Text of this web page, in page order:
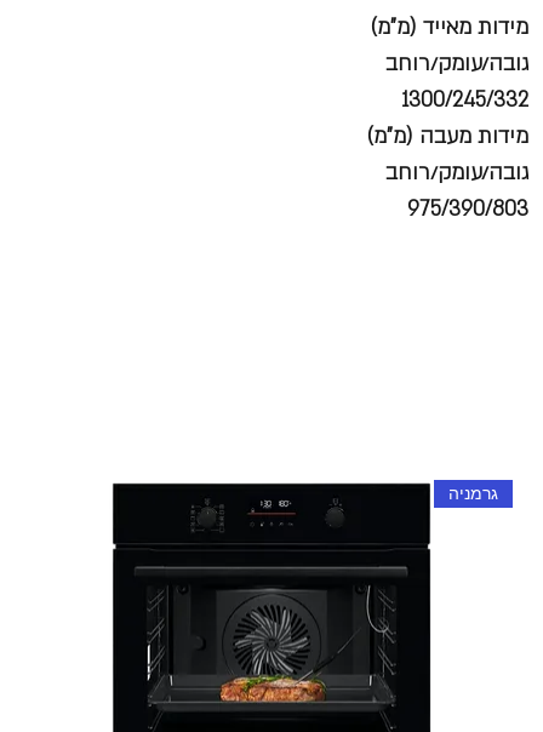
מידות מאייד (מ”מ)
גובה/עומק/רוחב
1300/245/332
מידות מעבה (מ”מ)
גובה/עומק/רוחב
975/390/803
גרמניה